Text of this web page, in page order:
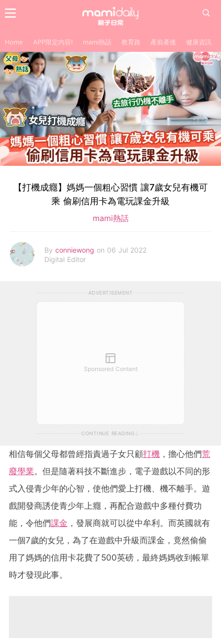
Home APP限定內容! mami熱話 教育路 產前產後 健康資訊
【打機成癮】媽媽一個粗心習慣 讓7歲女兒有機可
乘 偷刷信用卡為電玩課金升級
mami熱話
By conniewong on 06 Jul 2022
Digital Editor
ADVERTISEMENT
Sponsored Content
CONTINUE READING
相信每個父母都曾經指責過子女只顧打機 ，擔心他們荒
廢學業。但是隨著科技不斷進步，電子遊戲以不同的形
式入侵青少年的心智，使他們愛上打機、機不離手。遊
戲開發商誘使青少年上癮，再配合遊戲中多種付費功
能，令他們課金 ，發展商就可以從中牟利。而英國就有
一個7歲的女兒，為了在遊戲中升級而課金，竟然偷偷
用了媽媽的信用卡花費了500英磅，最終媽媽收到帳單
時才發現此事。